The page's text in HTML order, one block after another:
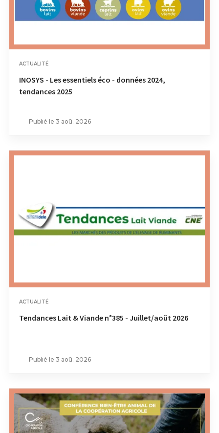
ACTUALITÉ
INOSYS - Les essentiels éco - données 2024,
tendances 2025
Publié le 3 aoû. 2026
ACTUALITÉ
Tendances Lait & Viande n°385 - Juillet/août 2026
Publié le 3 aoû. 2026